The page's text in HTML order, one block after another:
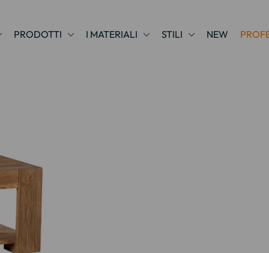
PRODOTTI I MATERIALI STILI NEW